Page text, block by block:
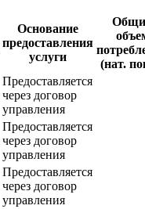
Основание
предоставления
услуги
(нат.
Предоставляется
через договор
управления
Предоставляется
через договор
управления
Предоставляется
через договор
управления